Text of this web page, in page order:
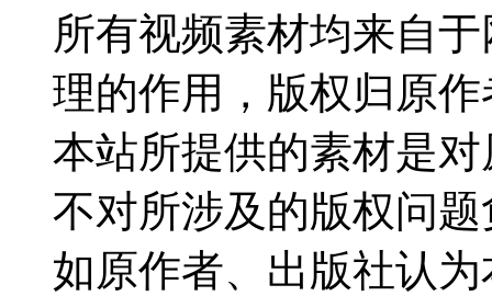
所有视频素材均来自
理的作用，版权归原
本站所提供的素材是
不对所涉及的版权问
如原作者、出版社认